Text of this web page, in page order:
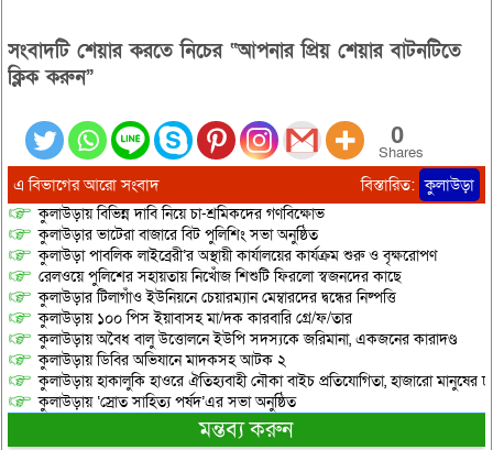
সংবাদটি শেয়ার করতে নিচের “আপনার প্রিয় শেয়ার বাটনটিতে
ক্লিক করুন”
0
Shares
এ বিভাগের আরো সংবাদ বিস্তারিত: কুলাউড়া
কুলাউড়ায় বিভিন্ন দাবি নিয়ে চা-শ্রমিকদের গণবিক্ষোভ
কুলাউড়ার ভাটেরা বাজারে বিট পুলিশিং সভা অনুষ্ঠিত
কুলাউড়া পাবলিক লাইব্রেরী’র অস্থায়ী কার্যালয়ের কার্যক্রম শুরু ও বৃক্ষরোপণ
রেলওয়ে পুলিশের সহায়তায় নিখোঁজ শিশুটি ফিরলো স্বজনদের কাছে
কুলাউড়ার টিলাগাঁও ইউনিয়নে চেয়ারম্যান মেম্বারদের দ্বন্ধের নিষ্পত্তি
কুলাউড়ায় ১০০ পিস ইয়াবাসহ মা/দক কারবারি গ্রে/ফ/তার
কুলাউড়ায় অবৈধ বালু উত্তোলনে ইউপি সদস্যকে জরিমানা, একজনের কারাদণ্ড
কুলাউড়ায় ডিবির অভিযানে মাদকসহ আটক ২
কুলাউড়ায় হাকালুকি হাওরে ঐতিহ্যবাহী নৌকা বাইচ প্রতিযোগিতা, হাজারো মানুষের
কুলাউড়ায় ‘স্রোত সাহিত্য পর্ষদ’এর সভা অনুষ্ঠিত
মন্তব্য করুন